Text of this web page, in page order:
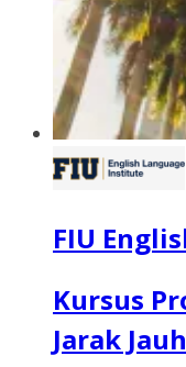
FIU
Kursus
Jarak